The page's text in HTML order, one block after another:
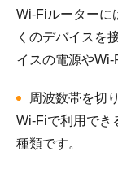
Wi-Fiルーターに
くのデバイスを
イスの電源やWi-
周波数帯を切
Wi-Fiで利用でき
種類です。